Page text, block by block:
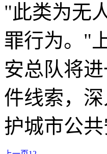
"此类为无
罪行为。"
安总队将
件线索，
护城市公共